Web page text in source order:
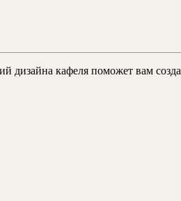
кафеля поможет вам